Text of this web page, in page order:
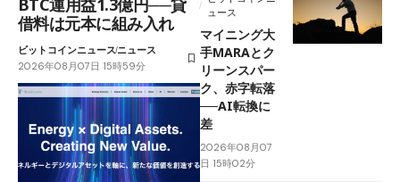
BTC運用益1.3億円──貸
借料は元本に組み入れ
ビットコインニュースニュース
2026年08月07日 15時59分
ュース
マイニング大
手MARAとク
リーンスパー
ク、赤字転落
──AI転換に
差
2026年08月07
日 15時02分